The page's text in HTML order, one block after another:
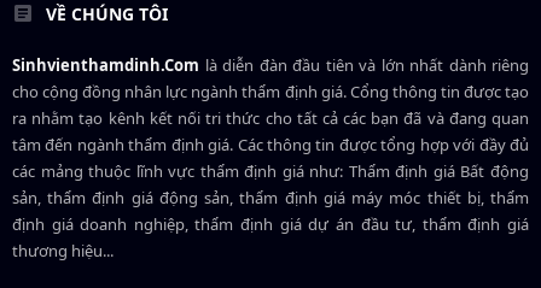
VỀ CHÚNG TÔI
Sinhvienthamdinh.Com là diễn đàn đầu tiên và lớn nhất dành riêng
cho cộng đồng nhân lực ngànhthẩm định giá. Cổng thông tin được tạo
ra nhằm tạo kênh kết nối tri thức cho tất cả các bạn đã và đang quan
tâm đến ngành thẩm định giá. Các thông tin được tổng hợp với đầy đủ
các mảng thuộc lĩnh vực thẩm định giá như: Thẩm định giá Bất động
sản, thẩm định giá động sản, thẩm định giá máy móc thiết bị, thẩm
định giá doanh nghiệp, thẩm định giá dự án đầu tư, thẩm định giá
thương hiệu...